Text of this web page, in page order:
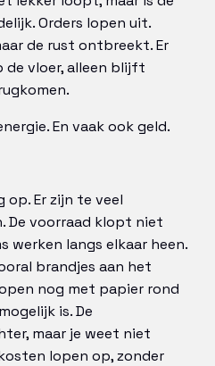
Orders lopen uit.
de rust ontbreekt. Er
vloer, alleen blijft
En vaak ook geld.
op. Er zijn te veel
voorraad klopt niet
werken langs elkaar heen.
brandjes aan het
nog met papier rond
is. De
maar je weet niet
lopen op, zonder